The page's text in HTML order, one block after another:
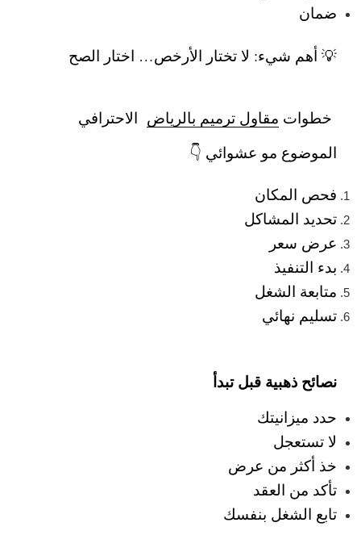
ضمان
💡 أهم شيء: لا تختار الأرخص… اختار الصح
خطوات مقاول ترميم بالرياض الاحترافي
الموضوع مو عشوائي 👇
فحص المكان
تحديد المشاكل
عرض سعر
بدء التنفيذ
متابعة الشغل
تسليم نهائي
نصائح ذهبية قبل تبدأ
حدد ميزانيتك
لا تستعجل
خذ أكثر من عرض
تأكد من العقد
تابع الشغل بنفسك